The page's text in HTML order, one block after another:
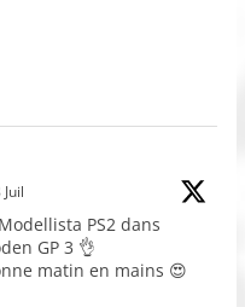
PS2 dans
GP 3 👌
matin en mains 😍